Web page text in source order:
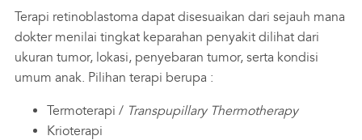
Terapi retinoblastoma dapat disesuaikan dari sejauh mana
dokter menilai tingkat keparahan penyakit dilihat dari
ukuran tumor, lokasi, penyebaran tumor, serta kondisi
umum anak. Pilihan terapi berupa :
Termoterapi / Transpupillary Thermotherapy
Krioterapi